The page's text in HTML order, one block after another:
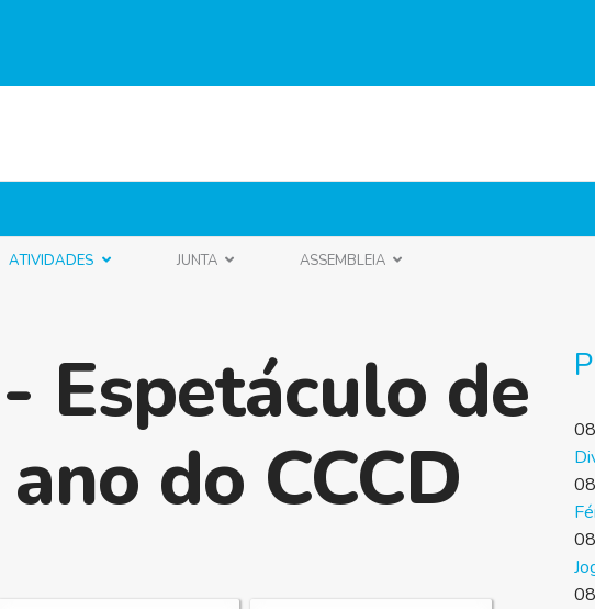
ATIVIDADES JUNTA ASSEMBLEIA
Espetáculo de
do CCCD